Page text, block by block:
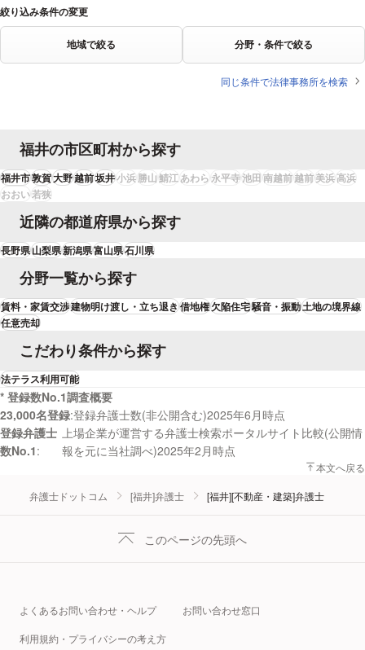
絞り込み条件の変更
地域で絞る 分野・条件で絞る
同じ条件で法律事務所を検索
福井の市区町村から探す
福井市敦賀大野越前坂井小浜勝山鯖江あわら永平寺池田南越前越前美浜高浜
おおい若狭
近隣の都道府県から探す
長野県山梨県新潟県富山県石川県
分野一覧から探す
賃料・家賃交渉建物明け渡し・立ち退き借地権欠陥住宅騒音・振動土地の境界線
任意売却
こだわり条件から探す
法テラス利用可能
* 登録数No.1調査概要
23,000名登録 登録弁護士数(非公開含む)2025年6月時点
登録弁護士
数No.1
上場企業が運営する弁護士検索ポータルサイト比較(公開情
報を元に当社調べ)2025年2月時点
本文へ戻る
弁護士ドットコム [福井]弁護士 [福井][不動産・建築]弁護士
このページの先頭へ
よくあるお問い合わせ・ヘルプ お問い合わせ窓口
利用規約・プライバシーの考え方